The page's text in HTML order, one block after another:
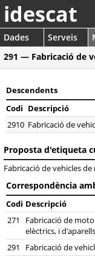
idescat
Dades Serveis
291 — Fabricació de
Descendents
Codi Descripció
2910 Fabricació de
Proposta d'etiqueta
Fabricació de vehicles
Correspondència
Codi Descripció
271
Fabricació de
elèctrics, i
291 Fabricació de